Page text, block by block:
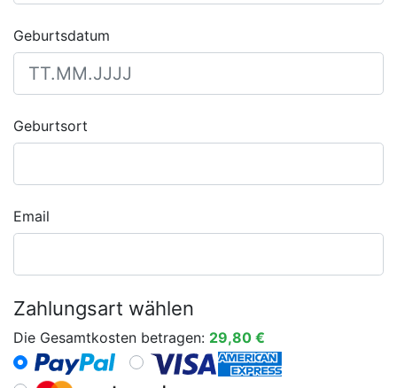
Geburtsdatum
Geburtsort
Email
Zahlungsart wählen
Die Gesamtkosten betragen: 29,80 €